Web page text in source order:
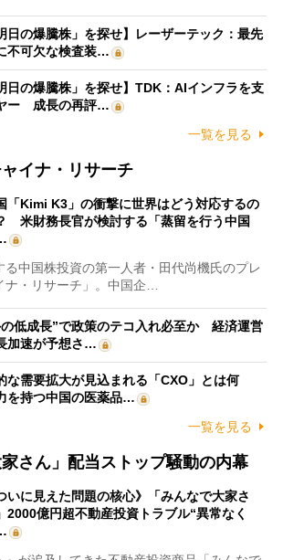
日の爆騰株」を探せ】レーザーテック：最先
不可欠な検査装…
日の爆騰株」を探せ】TDK：AIインフラを支
ー 成長の再評…
一覧を見る
イナ・リサーチ
「Kimi K3」の衝撃に世界はどう対応するの
米財務長官が検討する「蒸留を行う中国
中国株投資の第一人者・田代尚機氏のプレ
ナ・リサーチ」。中国企…
低成長”で政策のテコ入れ必至か 経済運営
加速が予想さ…
な需要拡大が見込まれる「CXO」とは何
持つ中国の医薬品…
一覧を見る
家さん」配当ストップ騒動の内幕
いに見えた問題の核心》「みんなで大家さ
2000億円超不動産投資トラブル“異常なく